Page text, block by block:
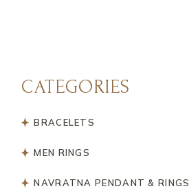
CATEGORIES
BRACELETS
MEN RINGS
NAVRATNA PENDANT & RINGS